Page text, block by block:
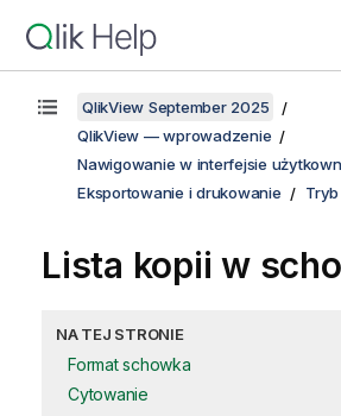
QlikView September 2025
QlikView — wprowadzenie
Nawigowanie w interfejsie
Eksportowanie i drukowanie
Lista kopii w
NA TEJ STRONIE
Format schowka
Cytowanie